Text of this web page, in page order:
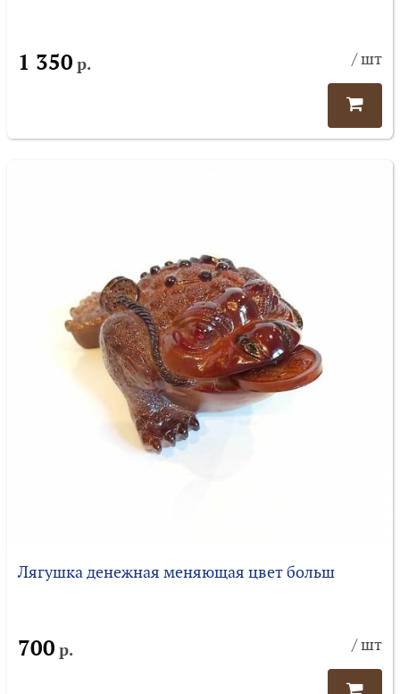
1 350 р. / шт
Лягушка денежная меняющая цвет больш
700 р. / шт